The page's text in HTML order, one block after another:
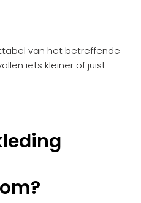
van het betreffende
iets kleiner of juist